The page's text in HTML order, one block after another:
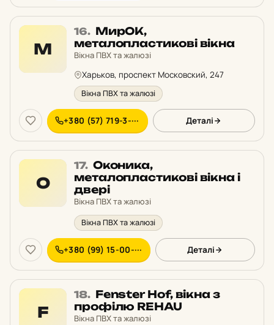
М
16. Місце
16
у
МирОК,
металопластикові вікна
Вікна ПВХ та жалюзі
Харьков, проспект Московский, 247
Вікна ПВХ та жалюзі
+380 (57) 719-3-··· Деталі
О
17. Місце
17
у
рейтингу:
Оконика,
металопластикові вікна і
двері
Вікна ПВХ та жалюзі
Вікна ПВХ та жалюзі
+380 (99) 15-00-··· Деталі
F
18. Місце
18
у
Fenster Hof, вікна з
профілю REHAU
Вікна ПВХ та жалюзі